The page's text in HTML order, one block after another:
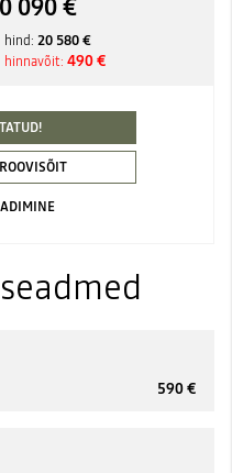
090 €
hind: 20 580 €
hinnavõit: 490 €
590 €